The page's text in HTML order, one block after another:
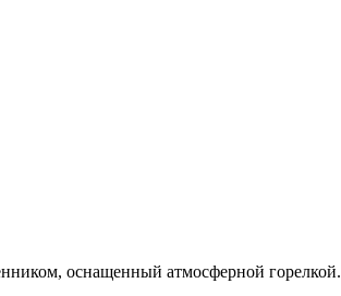
оснащенный атмосферной горелкой.